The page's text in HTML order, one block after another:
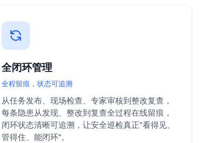
全闭环管理
全程留痕，状态可追溯
从任务发布、现场检查、专家审核到整改复查，
每条隐患从发现、整改到复查全过程在线留痕，
闭环状态清晰可追溯，让安全巡检真正"看得见、
管得住、能闭环"。